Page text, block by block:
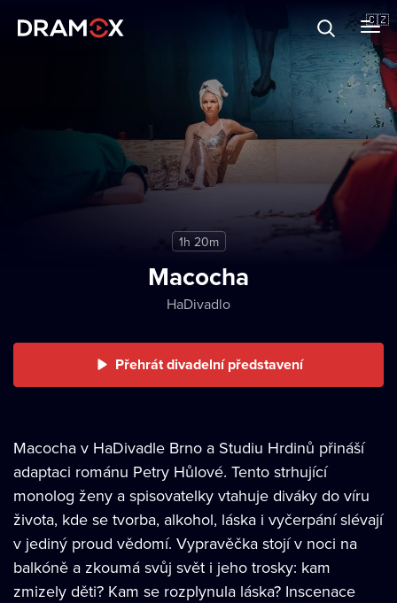
🇨🇿
Registrujte se
1h 20m
Macocha
HaDivadlo
Přehrát divadelní představení
Macocha v HaDivadle Brno a Studiu Hrdinů přináší
adaptaci románu Petry Hůlové. Tento strhující
monolog ženy a spisovatelky vtahuje diváky do víru
života, kde se tvorba, alkohol, láska i vyčerpání slévají
v jediný proud vědomí. Vypravěčka stojí v noci na
balkóně a zkoumá svůj svět i jeho trosky: kam
zmizely děti? Kam se rozplynula láska? Inscenace